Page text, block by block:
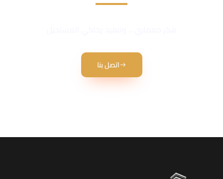
نحن نقدم أفضل الخدمات في في مجال المقاولات العامة
اتصل بنا